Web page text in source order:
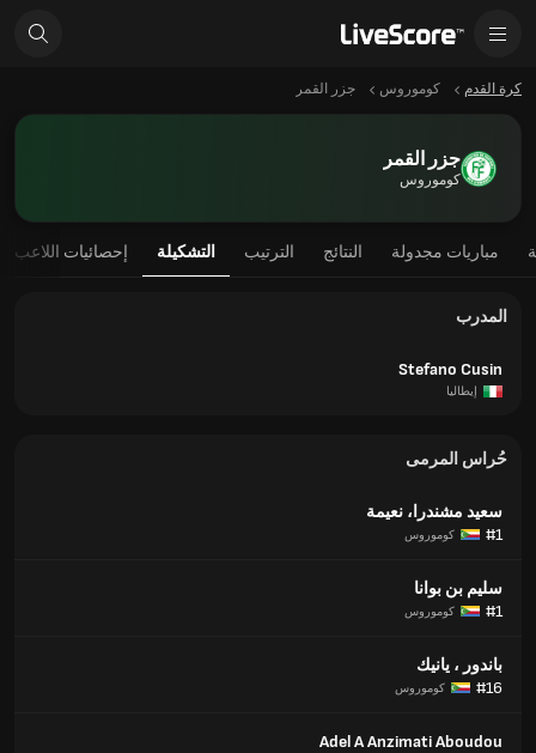
كرة القدم كوموروس جزر القمر
جزر القمر
كوموروس
مباريات مجدولة النتائج الترتيب التشكيلة إحصائيات اللاعب
المدرب
Stefano Cusin
إيطاليا
حُراس المرمى
سعيد مشندرا، نعيمة
#1
كوموروس
سليم بن بوانا
#1
كوموروس
باندور ، يانيك
#16
كوموروس
Adel A Anzimati Aboudou